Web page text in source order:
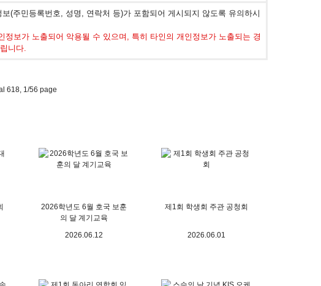
(주민등록번호, 성명, 연락처 등)가 포함되어 게시되지 않도록 유의하시
보가 노출되어 악용될 수 있으며, 특히 타인의 개인정보가 노출되는 경
니다.
618, 1/56 page
2026학년도 6월 호국 보훈
의 달 계기교육
2026.06.12
제1회 학생회 주관 공청회
2026.06.01